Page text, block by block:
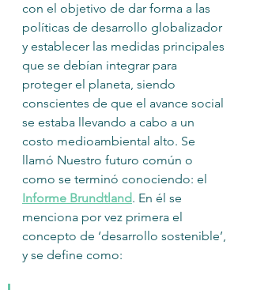
con el objetivo de dar forma a las
políticas de desarrollo globalizador
y establecer las medidas principales
que se debían integrar para
proteger el planeta, siendo
conscientes de que el avance social
se estaba llevando a cabo a un
costo medioambiental alto. Se
llamó Nuestro futuro común o
como se terminó conociendo: el
Informe Brundtland. En él se
menciona por vez primera el
concepto de ‘desarrollo sostenible’,
y se define como: